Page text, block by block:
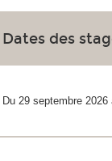
Dates des
Du 29 septembre